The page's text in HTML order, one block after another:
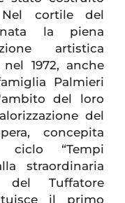
cortile del
la piena
artistica
1972, anche
Palmieri
del loro
del
concepita
ciclo “Tempi
straordinaria
del Tuffatore
il primo